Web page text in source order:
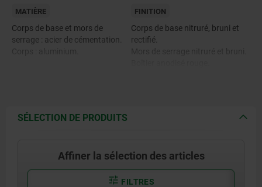
MATIÈRE
Corps de base et mors de
serrage : acier de cémentation.
FINITION
Corps de base nitruré, bruni et
rectifié.
SÉLECTION DE PRODUITS
Affiner la sélection des articles
FILTRES